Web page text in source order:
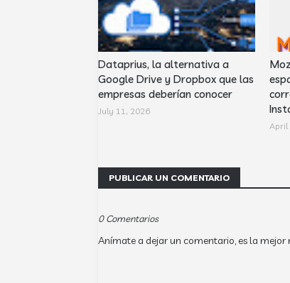
Dataprius, la alternativa a
Google Drive y Dropbox que las
empresas deberían conocer
July 11, 2026
April
PUBLICAR UN COMENTARIO
0 Comentarios
Anímate a dejar un comentario, es la